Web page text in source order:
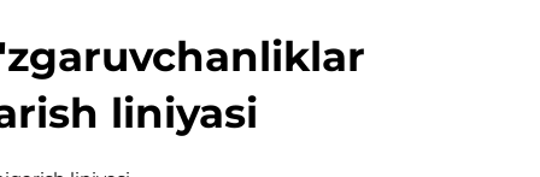
liniyasi